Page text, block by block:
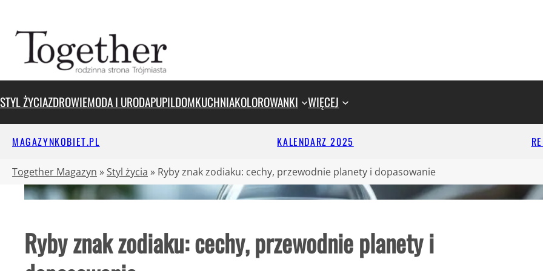
treści
STYL ŻYCIAZDROWIEMODA I URODAPUPILDOMKUCHNIAKOLOROWANKI WIĘCEJ
MAGAZYNKOBIET.PL KALENDARZ 2025
Together Magazyn » Styl życia » Ryby znak zodiaku: cechy, przewodnie planety i dopasowanie
Ryby znak zodiaku: cechy, przewodnie planety i